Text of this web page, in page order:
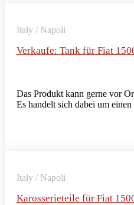
Italy / Napoli
Verkaufe: Tank für Fiat
Das Produkt kann gerne vor
Es handelt sich dabei um
Italy / Napoli
Karosserieteile für Fiat